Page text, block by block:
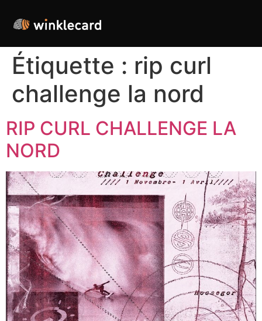
Étiquette : rip curl
challenge la nord
RIP CURL CHALLENGE LA
NORD